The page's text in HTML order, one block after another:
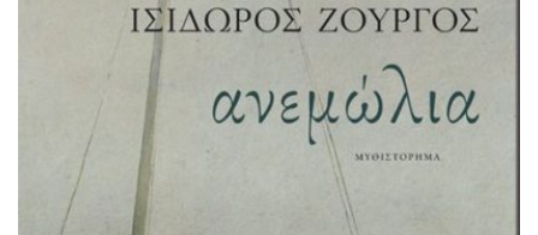
ξεκινάει από τη Βοστόνη, αφήνοντας πίσω του έναν
ανεκπλήρωτο έρωτα, για να έρθει να πολεμήσει στην
Ελλάδα, στο πλάι […]